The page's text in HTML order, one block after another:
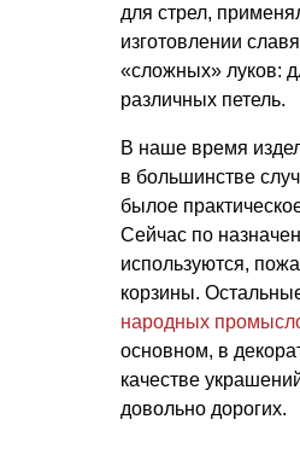
для стрел,
изготовлении
«сложных» луков:
различных петель.
В наше время
в большинстве
былое
Сейчас по
используются,
корзины.
народных
основном, в
качестве
довольно дорогих.